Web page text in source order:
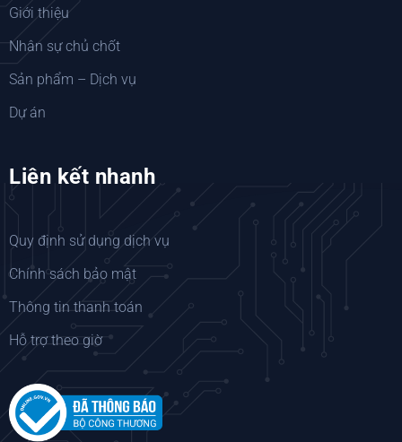
Giới thiệu
Nhân sự chủ chốt
Sản phẩm – Dịch vụ
Dự án
Liên kết nhanh
Quy định sử dụng dịch vụ
Chính sách bảo mật
Thông tin thanh toán
Hỗ trợ theo giờ